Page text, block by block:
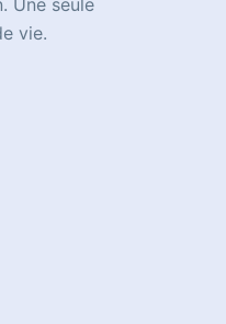
Une seule
vie.